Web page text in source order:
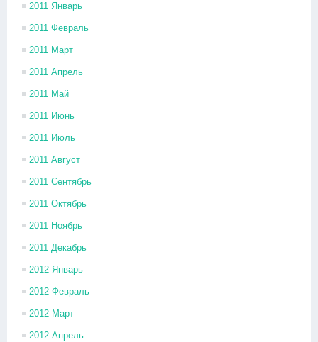
2011 Январь
2011 Февраль
2011 Март
2011 Апрель
2011 Май
2011 Июнь
2011 Июль
2011 Август
2011 Сентябрь
2011 Октябрь
2011 Ноябрь
2011 Декабрь
2012 Январь
2012 Февраль
2012 Март
2012 Апрель